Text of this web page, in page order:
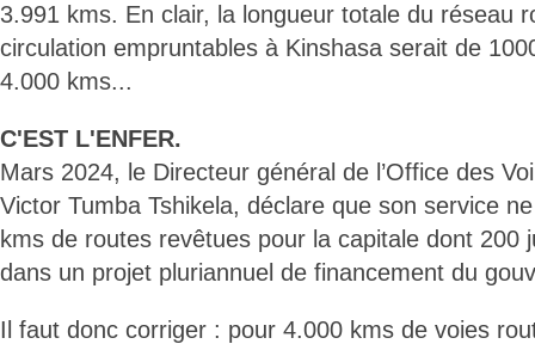
3.991 kms. En clair, la longueur totale du réseau
circulation empruntables à Kinshasa serait de
4.000 kms...
C'EST L'ENFER.
Mars 2024, le Directeur général de l’Office des
Victor Tumba Tshikela, déclare que son service
kms de routes revêtues pour la capitale dont 200
dans un projet pluriannuel de financement du
Il faut donc corriger : pour 4.000 kms de voies